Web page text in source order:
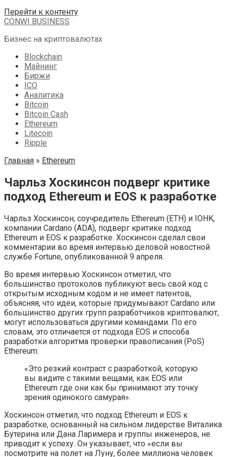
Перейти к контенту
CONWI BUSINESS
Бизнес на криптовалютах
Blockchain
Майнинг
Биржи
ICO
Аналитика
Bitcoin
Bitcoin Cash
Ethereum
Litecoin
Ripple
Главная » Ethereum
Чарльз Хоскинсон подверг критике
подход Ethereum и EOS к разработке
Чарльз Хоскинсон, соучредитель Ethereum (ETH) и IOHK,
компании Cardano (ADA), подверг критике подход
Ethereum и EOS к разработке. Хоскинсон сделал свои
комментарии во время интервью деловой новостной
службе Fortune, опубликованной 9 апреля.
Во время интервью Хоскинсон отметил, что
большинство протоколов публикуют весь свой код с
открытым исходным кодом и не имеет патентов,
объясняя, что идеи, которые придумывают Cardano или
большинство других групп разработчиков криптовалют,
могут использоваться другими командами. По его
словам, это отличается от подхода EOS и способа
разработки алгоритма проверки правописания (PoS)
Ethereum:
«Это резкий контраст с разработкой, которую
вы видите с такими вещами, как EOS или
Ethereum где они как бы принимают эту точку
зрения одинокого самурая».
Хоскинсон отметил, что подход Ethereum и EOS к
разработке, основанный на сильном лидерстве Виталика
Бутерина или Дана Ларимера и группы инженеров, не
приводит к успеху. Он указывает, что «если вы
посмотрите на полет на Луну, более миллиона человек